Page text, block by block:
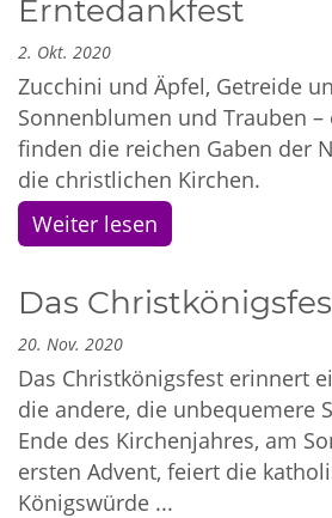
Erntedankfest
2. Okt. 2020
Zucchini und Äpfel, Getreide
Sonnenblumen und Trauben
finden die reichen Gaben der
die christlichen Kirchen.
Weiter lesen
Das
20. Nov. 2020
Das Christkönigsfest erinnert
die andere, die unbequemere
Ende des Kirchenjahres, am
ersten Advent, feiert die
Königswürde ...